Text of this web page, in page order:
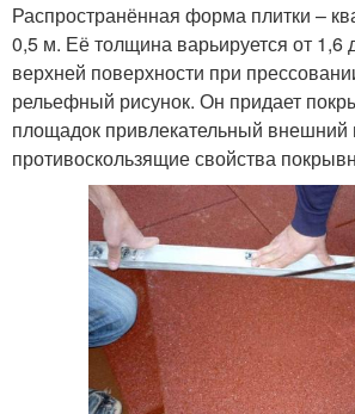
Распространённая форма плитки –
0,5 м. Её толщина варьируется от 1,6
верхней поверхности при
рельефный рисунок. Он придает
площадок привлекательный
противоскользящие свойства